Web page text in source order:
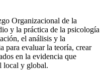
Organizacional de la
y la práctica de la psicología
el análisis y la
para evaluar la teoría, crear
en la evidencia que
local y global.